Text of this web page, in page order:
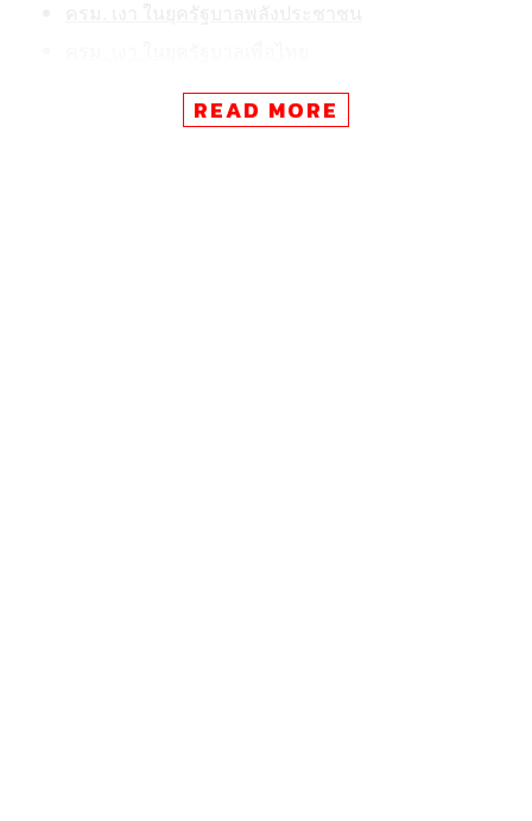
ครม. เงาสีส้ม พื้นที่ให้บรรดา ‘มืออาชีพ’
READ MORE